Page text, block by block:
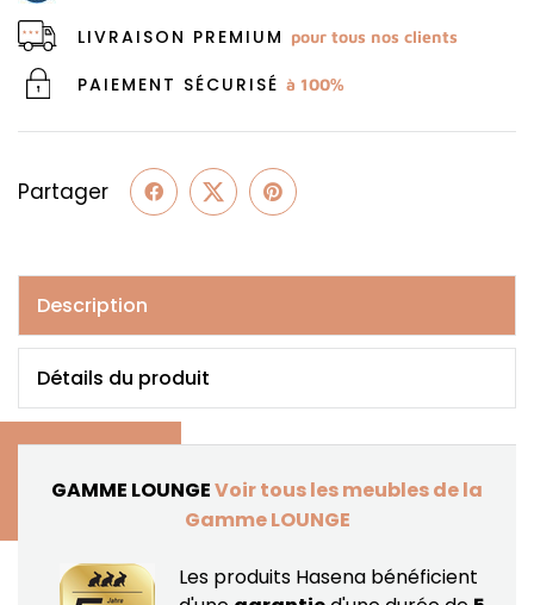
LIVRAISON PREMIUM pour tous nos clients
PAIEMENT SÉCURISÉ à 100%
Partager
Description
GAMME LOUNGEVoir tous les meubles de la
Gamme LOUNGE
Les produits Hasena bénéficient
Détails du produit